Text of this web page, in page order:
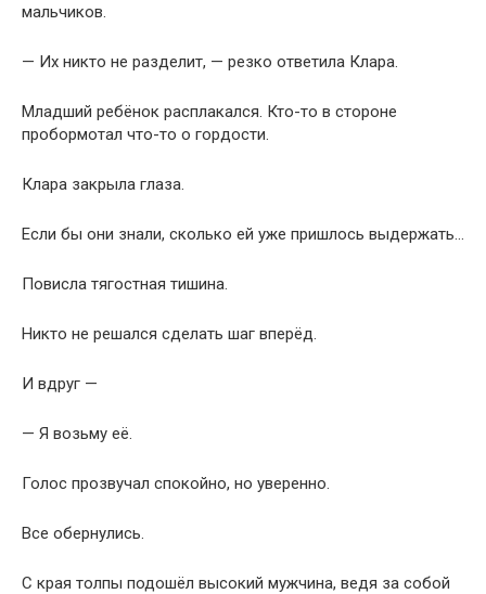
мальчиков.
— Их никто не разделит, — резко ответила Клара.
Младший ребёнок расплакался. Кто-то в стороне
пробормотал что-то о гордости.
Клара закрыла глаза.
Если бы они знали, сколько ей уже пришлось выдержать…
Повисла тягостная тишина.
Никто не решался сделать шаг вперёд.
И вдруг —
— Я возьму её.
Голос прозвучал спокойно, но уверенно.
Все обернулись.
С края толпы подошёл высокий мужчина, ведя за собой